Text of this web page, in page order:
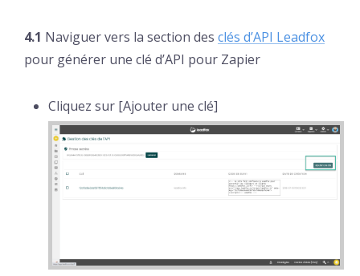
4.1 Naviguer vers la section des clés d’API Leadfox
pour générer une clé d’API pour Zapier
Cliquez sur [Ajouter une clé]